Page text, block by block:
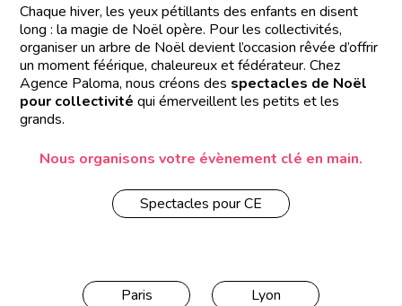
Chaque hiver, les yeux pétillants des enfants en disent
long : la magie de Noël opère. Pour les collectivités,
organiser un arbre de Noël devient l’occasion rêvée d’offrir
un moment féérique, chaleureux et fédérateur. Chez
Agence Paloma, nous créons des spectacles de Noël
pour collectivité qui émerveillent les petits et les
grands.
Nous organisons votre évènement clé en main.
Spectacles pour CE
Paris Lyon